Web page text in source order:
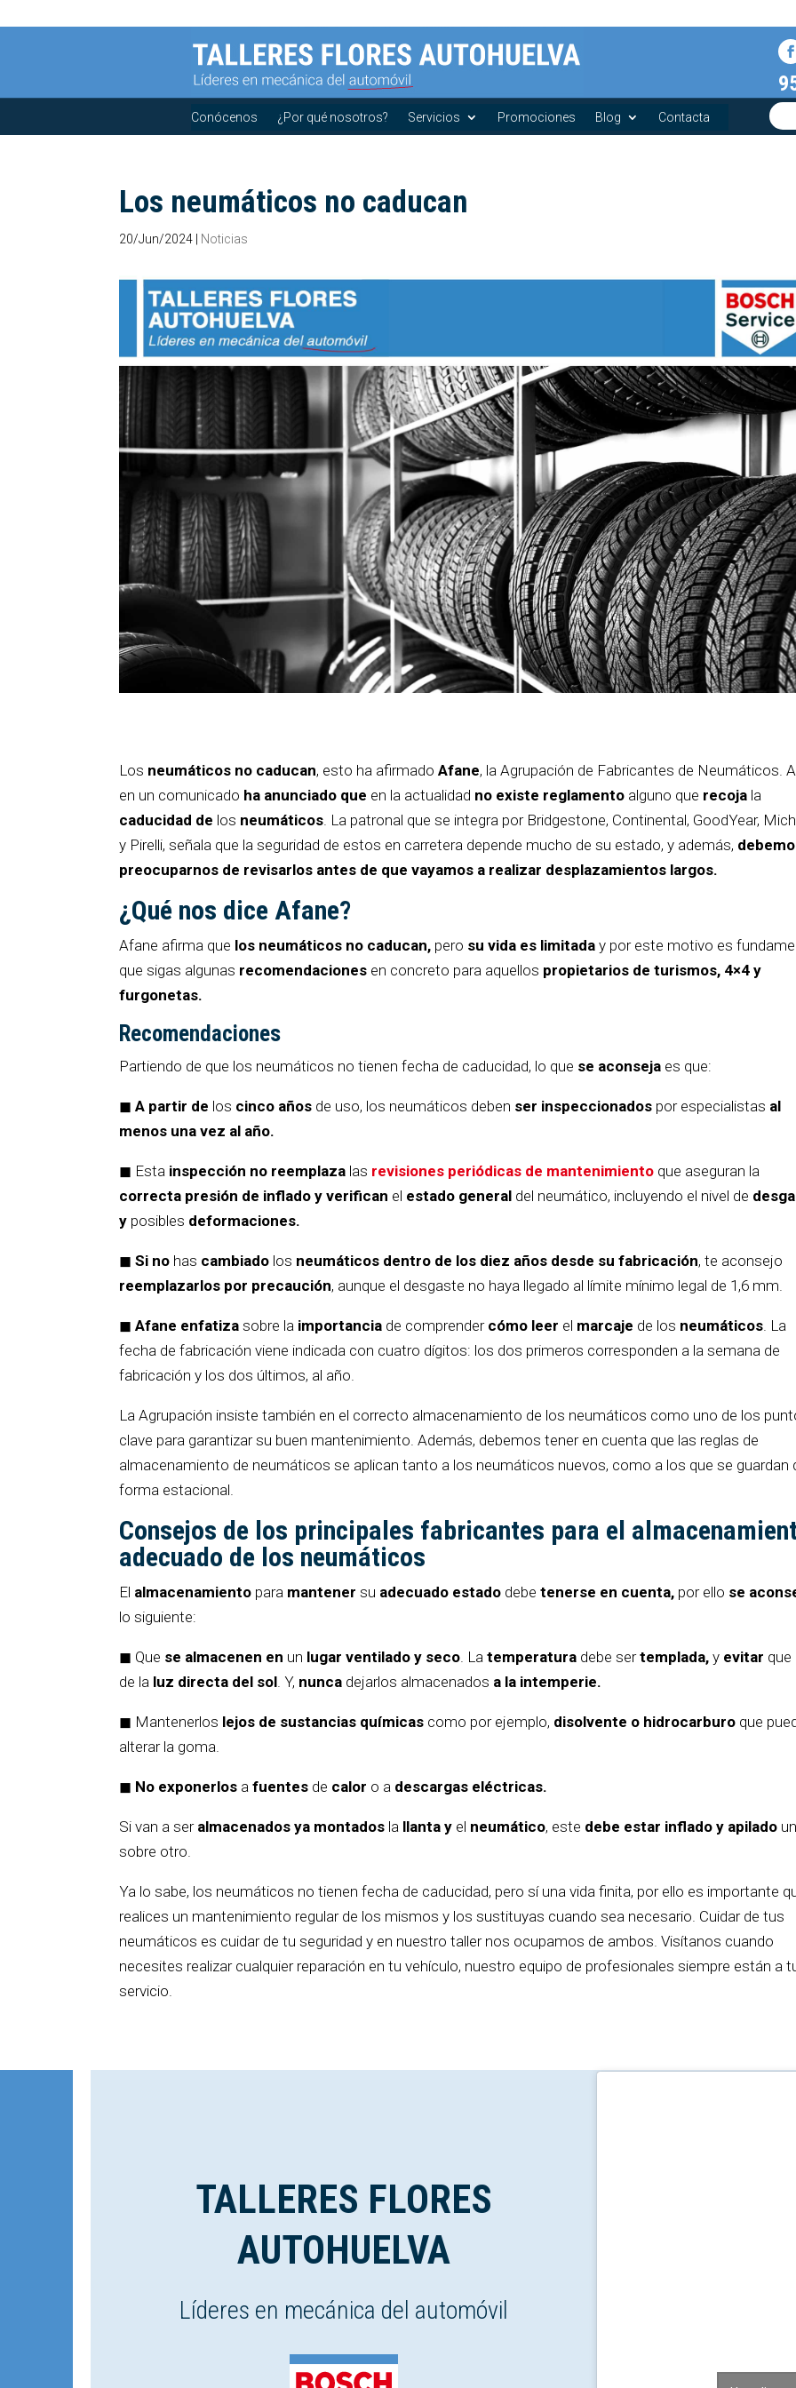
Conócenos ¿Por qué nosotros? Servicios Promociones Blog Contacta
Los neumáticos no caducan
20/Jun/2024 Noticias
Los neumáticos no caducan, esto ha afirmadoAfane, la Agrupación de Fabricantes de Neumáticos.
en un comunicado ha anunciado que en la actualidad no existe reglamento alguno que recoja la
caducidad de los neumáticos . La patronal que se integra por Bridgestone, Continental, GoodYear,
y Pirelli, señala que la seguridad de estos en carretera depende mucho de su estado, y además,
preocuparnos de revisarlos antes de que vayamos a realizar desplazamientos largos.
¿Qué nos dice Afane?
Afane afirma que los neumáticos no caducan, pero su vida es limitada y por este motivo es
que sigas algunas recomendaciones en concreto para aquellos propietarios de turismos, 4×4 y
furgonetas.
Recomendaciones
Partiendo de que los neumáticos no tienen fecha de caducidad, lo que se aconseja es que:
◼A partir de los cinco años de uso, los neumáticos deben ser inspeccionados por especialistas al
menos una vez al año.
◼ Esta inspección no reemplaza las revisiones periódicas de mantenimiento que aseguran la
correcta presión de inflado y verifican el estado general del neumático, incluyendo el nivel de
y posibles deformaciones.
◼Si no has cambiado los neumáticos dentro de los diez años desde su fabricación, te aconsejo
reemplazarlos por precaución, aunque el desgaste no haya llegado al límite mínimo legal de 1,6 mm.
◼Afane enfatizasobre la importancia de comprendercómo leer el marcaje de los neumáticos . La
fecha de fabricación viene indicada con cuatro dígitos: los dos primeros corresponden a la semana de
fabricación y los dos últimos, al año.
La Agrupación insiste también en el correcto almacenamiento de los neumáticos como uno de los
clave para garantizar su buen mantenimiento. Además, debemos tener en cuenta que las reglas de
almacenamiento de neumáticos se aplican tanto a los neumáticos nuevos, como a los que se guardan
forma estacional.
Consejos de los principales fabricantes para el
adecuado de los neumáticos
El almacenamiento para mantener su adecuado estado debetenerse en cuenta, por ello se
lo siguiente:
◼ Que se almacenen en un lugar ventilado y seco . Latemperatura debe sertemplada, y evitar que
de la luz directa del sol . Y, nunca dejarlos almacenados a la intemperie.
◼ Mantenerlos lejos de sustancias químicas como por ejemplo, disolvente o hidrocarburo que
alterar la goma.
◼ No exponerlos a fuentes de calor o a descargas eléctricas.
Si van a ser almacenados ya montados la llanta y el neumático, este debe estar inflado y apilado
sobre otro.
Ya lo sabe, los neumáticos no tienen fecha de caducidad, pero sí una vida finita, por ello es importante
realices un mantenimiento regular de los mismos y los sustituyas cuando sea necesario. Cuidar de tus
neumáticos es cuidar de tu seguridad y en nuestro taller nos ocupamos de ambos. Visítanos cuando
necesites realizar cualquier reparación en tu vehículo, nuestro equipo de profesionales siempre están a
servicio.
TALLERES FLORES
AUTOHUELVA
Líderes en mecánica del automóvil